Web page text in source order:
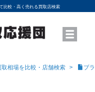
比較・高く売れる買取店検索
べる
調べる
相場を比較・店舗検索 ブ